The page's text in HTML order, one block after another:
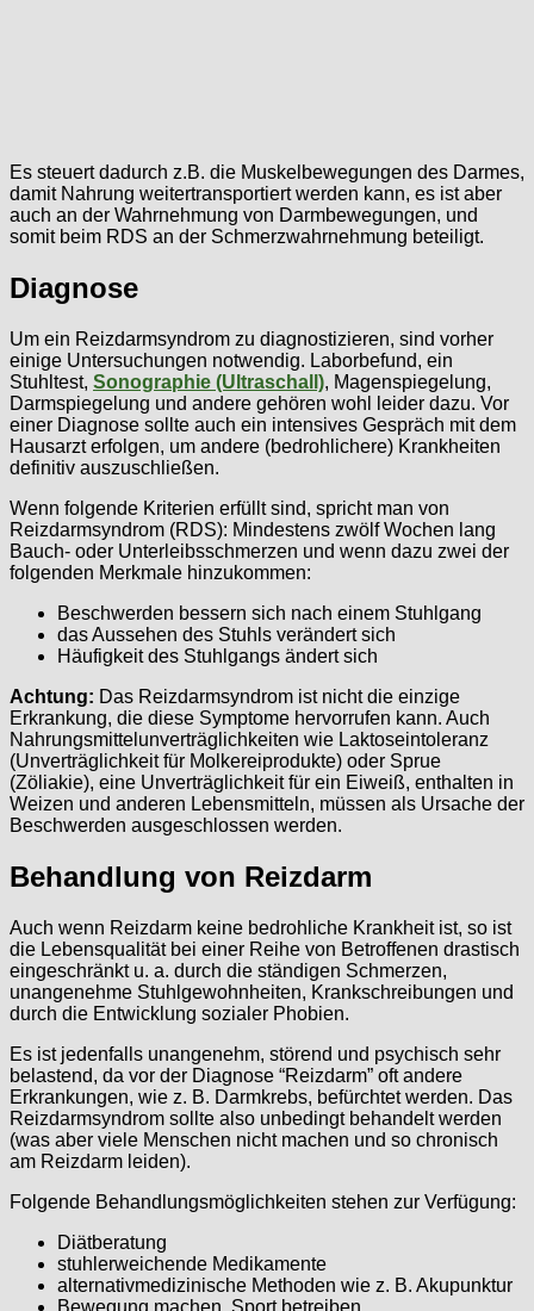
Es steuert dadurch z.B. die Muskelbewegungen des Darmes,
damit Nahrung weitertransportiert werden kann, es ist aber
auch an der Wahrnehmung von Darmbewegungen, und
somit beim RDS an der Schmerzwahrnehmung beteiligt.
Diagnose
Um ein Reizdarmsyndrom zu diagnostizieren, sind vorher
einige Untersuchungen notwendig. Laborbefund, ein
Stuhltest, Sonographie (Ultraschall), Magenspiegelung,
Darmspiegelung und andere gehören wohl leider dazu. Vor
einer Diagnose sollte auch ein intensives Gespräch mit dem
Hausarzt erfolgen, um andere (bedrohlichere) Krankheiten
definitiv auszuschließen.
Wenn folgende Kriterien erfüllt sind, spricht man von
Reizdarmsyndrom (RDS): Mindestens zwölf Wochen lang
Bauch- oder Unterleibsschmerzen und wenn dazu zwei der
folgenden Merkmale hinzukommen:
Beschwerden bessern sich nach einem Stuhlgang
das Aussehen des Stuhls verändert sich
Häufigkeit des Stuhlgangs ändert sich
Achtung: Das Reizdarmsyndrom ist nicht die einzige
Erkrankung, die diese Symptome hervorrufen kann. Auch
Nahrungsmittelunverträglichkeiten wie Laktoseintoleranz
(Unverträglichkeit für Molkereiprodukte) oder Sprue
(Zöliakie), eine Unverträglichkeit für ein Eiweiß, enthalten in
Weizen und anderen Lebensmitteln, müssen als Ursache der
Beschwerden ausgeschlossen werden.
Behandlung von Reizdarm
Auch wenn Reizdarm keine bedrohliche Krankheit ist, so ist
die Lebensqualität bei einer Reihe von Betroffenen drastisch
eingeschränkt u. a. durch die ständigen Schmerzen,
unangenehme Stuhlgewohnheiten, Krankschreibungen und
durch die Entwicklung sozialer Phobien.
Es ist jedenfalls unangenehm, störend und psychisch sehr
belastend, da vor der Diagnose “Reizdarm” oft andere
Erkrankungen, wie z. B. Darmkrebs, befürchtet werden. Das
Reizdarmsyndrom sollte also unbedingt behandelt werden
(was aber viele Menschen nicht machen und so chronisch
am Reizdarm leiden).
Folgende Behandlungsmöglichkeiten stehen zur Verfügung:
Diätberatung
stuhlerweichende Medikamente
alternativmedizinische Methoden wie z. B. Akupunktur
Bewegung machen, Sport betreiben